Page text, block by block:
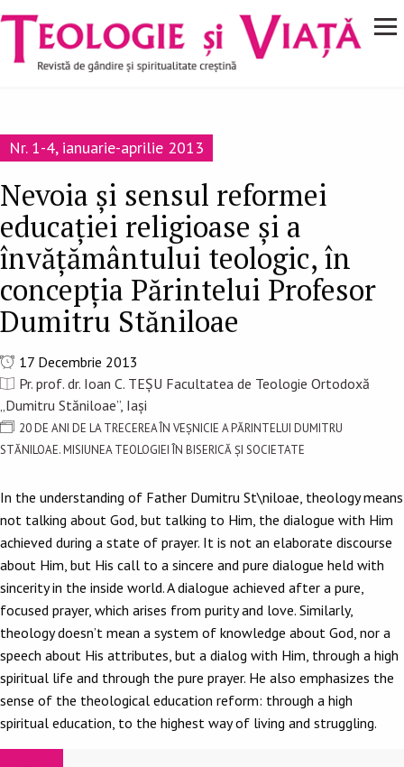
Mergi la conţinutul principal
Navigare
principală
Nr. 1-4, ianuarie-aprilie 2013
Nevoia și sensul reformei
educației religioase și a
învățământului teologic, în
concepția Părintelui Profesor
Dumitru Stăniloae
17 Decembrie 2013
Pr. prof. dr. Ioan C. TEȘU Facultatea de Teologie Ortodoxă
„Dumitru Stăniloae”, Iași
20 DE ANI DE LA TRECEREA ÎN VEŞNICIE A PĂRINTELUI DUMITRU
STĂNILOAE. MISIUNEA TEOLOGIEI ÎN BISERICĂ ȘI SOCIETATE
In the understanding of Father Dumitru St\niloae, theology means
not talking about God, but talking to Him, the dialogue with Him
achieved during a state of prayer. It is not an elaborate discourse
about Him, but His call to a sincere and pure dialogue held with
sincerity in the inside world. A dialogue achieved after a pure,
focused prayer, which arises from purity and love. Similarly,
theology doesn’t mean a system of knowledge about God, nor a
speech about His attributes, but a dialog with Him, through a high
spiritual life and through the pure prayer. He also emphasizes the
sense of the theological education reform: through a high
spiritual education, to the highest way of living and struggling.